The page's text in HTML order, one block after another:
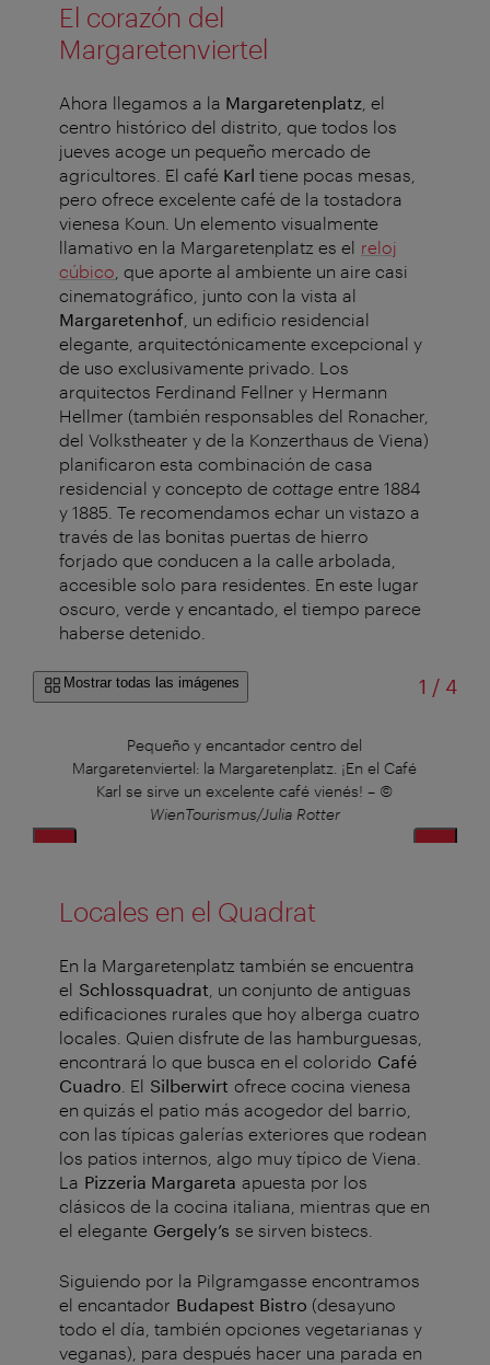
El corazón del
Margaretenviertel
Ahora llegamos a la Margaretenplatz , el
centro histórico del distrito, que todos los
jueves acoge un pequeño mercado de
agricultores. El café Karl tiene pocas mesas,
pero ofrece excelente café de la tostadora
vienesa Koun. Un elemento visualmente
llamativo en la Margaretenplatz es el reloj
cúbico , que aporte al ambiente un aire casi
cinematográfico, junto con la vista al
Margaretenhof , un edificio residencial
elegante, arquitectónicamente excepcional y
de uso exclusivamente privado. Los
arquitectos Ferdinand Fellner y Hermann
Hellmer (también responsables del Ronacher,
del Volkstheater y de la Konzerthaus de Viena)
planificaron esta combinación de casa
residencial y concepto de cottage entre 1884
y 1885. Te recomendamos echar un vistazo a
través de las bonitas puertas de hierro
forjado que conducen a la calle arbolada,
accesible solo para residentes. En este lugar
oscuro, verde y encantado, el tiempo parece
haberse detenido.
Mostrar todas las imágenes 1 /de
4
Pequeño y encantador centro del
Margaretenviertel: la Margaretenplatz. ¡En el Café
Karl se sirve un excelente café vienés! – ©
WienTourismus/Julia Rotter
Locales en el Quadrat
En la Margaretenplatz también se encuentra
el Schlossquadrat , un conjunto de antiguas
edificaciones rurales que hoy alberga cuatro
locales. Quien disfrute de las hamburguesas,
encontrará lo que busca en el colorido Café
Cuadro . El Silberwirt ofrece cocina vienesa
en quizás el patio más acogedor del barrio,
con las típicas galerías exteriores que rodean
los patios internos, algo muy típico de Viena.
La Pizzeria Margareta apuesta por los
clásicos de la cocina italiana, mientras que en
el elegante Gergely’s se sirven bistecs.
Siguiendo por la Pilgramgasse encontramos
el encantador Budapest Bistro (desayuno
todo el día, también opciones vegetarianas y
veganas), para después hacer una parada en